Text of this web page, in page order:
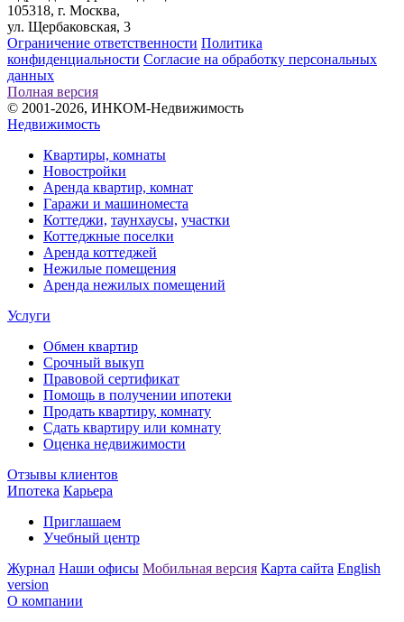
105318, г. Москва,
ул. Щербаковская, 3
Ограничение ответственности Политика
конфиденциальности Согласие на обработку персональных
данных
Полная версия
© 2001-2026, ИНКОМ-Недвижимость
Недвижимость
Квартиры, комнаты
Новостройки
Аренда квартир, комнат
Гаражи и машиноместа
Коттеджи, таунхаусы, участки
Коттеджные поселки
Аренда коттеджей
Нежилые помещения
Аренда нежилых помещений
Услуги
Обмен квартир
Срочный выкуп
Правовой сертификат
Помощь в получении ипотеки
Продать квартиру, комнату
Сдать квартиру или комнату
Оценка недвижимости
Отзывы клиентов
Ипотека Карьера
Приглашаем
Учебный центр
Журнал Наши офисы Мобильная версия Карта сайта English
version
О компании